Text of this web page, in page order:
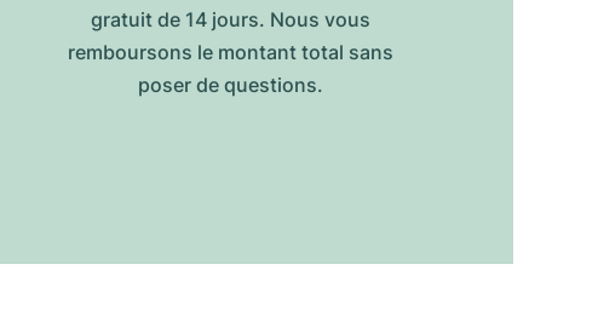
gratuit de 14 jours. Nous vous
remboursons le montant total sans
poser de questions.